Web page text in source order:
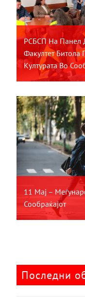
РСБСП На Панел
Факултет
Културата Во
11 Мај –
Сообраќајот
Последни